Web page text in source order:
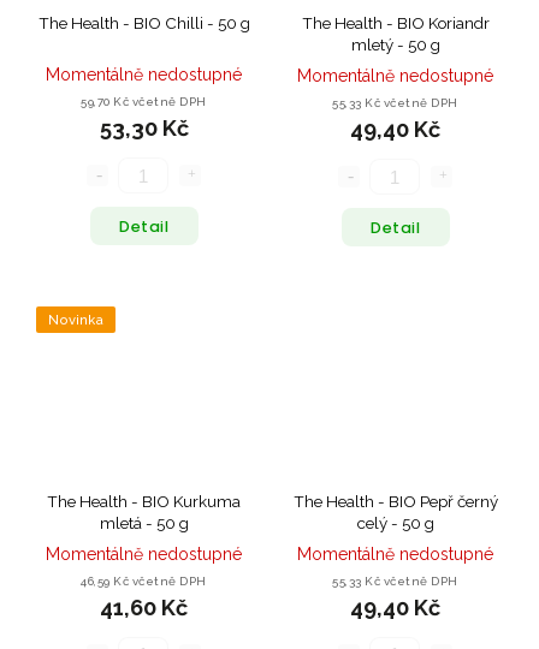
The Health - BIO Chilli - 50 g
Momentálně nedostupné
59,70 Kč včetně DPH
53,30 Kč
Detail
The Health - BIO Koriandr
mletý - 50 g
Momentálně nedostupné
55,33 Kč včetně DPH
49,40 Kč
Detail
Novinka
The Health - BIO Kurkuma
mletá - 50 g
Momentálně nedostupné
46,59 Kč včetně DPH
41,60 Kč
The Health - BIO Pepř černý
celý - 50 g
Momentálně nedostupné
55,33 Kč včetně DPH
49,40 Kč